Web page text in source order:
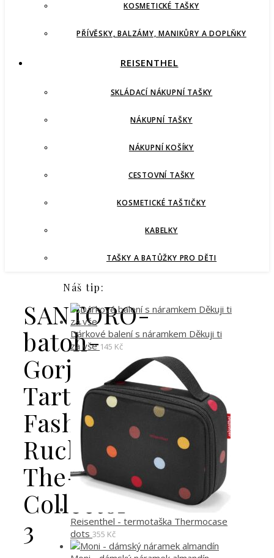
KOSMETICKÉ TAŠKY
PŘÍVĚSKY, BALZÁMY, MANIKŮRY A DOPLŇKY
REISENTHEL
SKLÁDACÍ NÁKUPNÍ TAŠKY
NÁKUPNÍ TAŠKY
NÁKUPNÍ KOŠÍKY
CESTOVNÍ TAŠKY
KOSMETICKÉ TAŠTIČKY
KABELKY
TAŠKY A BATŮŽKY PRO DĚTI
SANTORO-
batoh-
Gorjuss-
Tartan-
Fashion-
Rucksack-
The-
Collector-
3
Náš tip:
Dárkové balení s náramkem Děkuji ti
za vše 145 Kč
Reisenthel - termotaška Thermocase
dots 355 Kč